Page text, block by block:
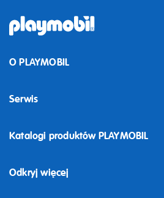
O PLAYMOBIL
Serwis
Odstąpienie od umowy
Katalogi produktów PLAYMOBIL
Odkryj więcej